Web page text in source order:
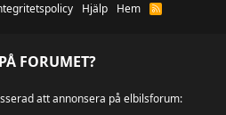
Hjälp Hem
R
S
FORUMET?
att annonsera på elbilsforum: